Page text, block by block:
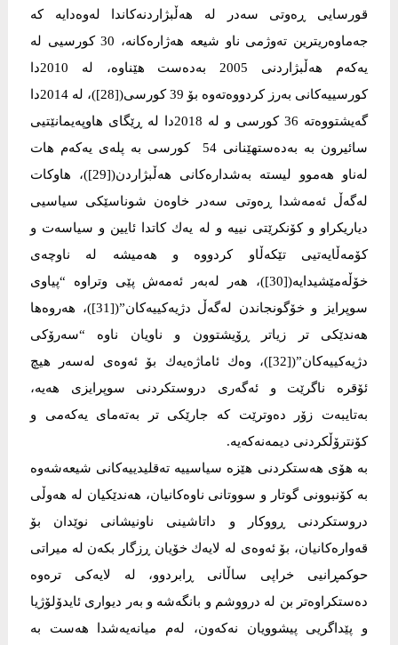
قورسایی ڕەوتی سەدر لە هەڵبژاردنەكاندا لەوەدایە كە
جەماوەریترین تەوژمی ناو شیعە هەژارەكانە، 30 كورسیی لە
یەكەم هەڵبژاردنی 2005 بەدەست هێناوە، لە 2010دا
كورسییەكانی بەرز كردووەتەوە بۆ 39 كورسی([28])، لە 2014دا
گەیشتووەتە 36 كورسی و لە 2018دا لە ڕێگای هاوپەیمانێتیی
سائیرون بە بەدەستهێنانی 54 كورسی بە پلەی یەكەم هات
لەناو هەموو لیستە بەشدارەكانی هەڵبژاردن([29])، هاوكات
لەگەڵ ئەمەشدا ڕەوتی سەدر خاوەن شوناسێكی سیاسیی
دیاریكراو و كۆنكرێتی نییە و لە یەك كاتدا ئایین و سیاسەت و
كۆمەڵایەتیی تێكەڵاو كردووە و هەمیشە لە ناوچەی
خۆڵەمێشیدایە([30])، هەر لەبەر ئەمەش پێی وتراوە “پیاوی
سوپرایز و خۆگونجاندن لەگەڵ دژیەكییەكان”([31])، هەروەها
هەندێكی تر زیاتر ڕۆیشتوون و ناویان ناوە “سەرۆكی
دژیەكییەكان”([32])، وەك ئاماژەیەك بۆ ئەوەی لەسەر هیچ
ئۆقرە ناگرێت و ئەگەری دروستكردنی سوپرایزی هەیە،
بەتایبەت زۆر دەوترێت كە جارێكی تر بەتەمای یەكەمی و
كۆنترۆڵكردنی دیمەنەكەیە.
بە هۆی هەستكردنی هێزە سیاسییە تەقلیدییەكانی شیعەشەوە
بە كۆنبوونی گوتار و سووتانی ناوەكانیان، هەندێكیان لە هەوڵی
دروستكردنی ڕووكار و داتاشینی ناونیشانی نوێدان بۆ
قەوارەكانیان، بۆ ئەوەی لە لایەك خۆیان ڕزگار بكەن لە میراتی
حوكمڕانیی خراپی ساڵانی ڕابردوو، لە لایەكی ترەوە
دەستكراوەتر بن لە درووشم و بانگەشە و بەر دیواری ئایدۆلۆژیا
و پێداگریی پیشوویان نەكەون، لەم میانەیەشدا هەست بە